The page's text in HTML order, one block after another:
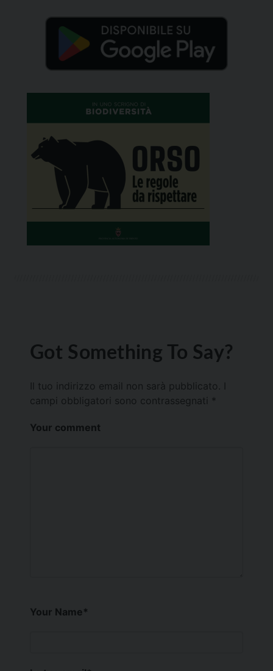
Got Something To Say?
Il tuo indirizzo email non sarà pubblicato.
campi obbligatori sono contrassegnati *
Your comment
Your Name*